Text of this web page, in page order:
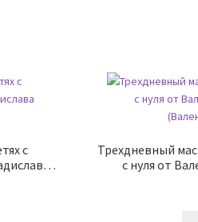
с
Трехдневный
с нуля от